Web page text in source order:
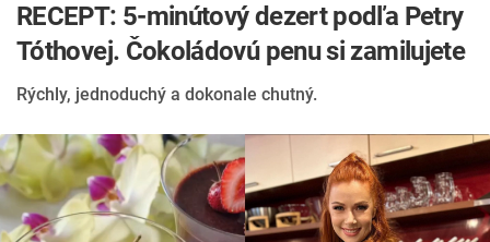
RECEPT: 5-minútový dezert podľa Petry
Tóthovej. Čokoládovú penu si zamilujete
Rýchly, jednoduchý a dokonale chutný.